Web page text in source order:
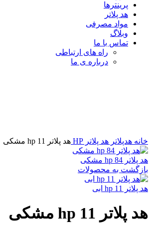
پرینترها
هد پلاتر
مواد مصرفی
وبلاگ
تماس با ما
راه های ارتباطی
درباره ی ما
خانه هدپلاتر هد پلاتر HP هد پلاتر 11 hp مشکی
هد پلاتر 84 hp مشکی
بازگشت به محصولات
هد پلاتر 11 hp ابی
هد پلاتر 11 hp مشکی